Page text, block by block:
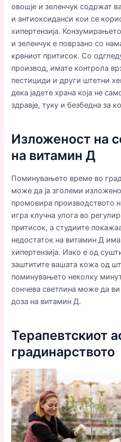
овошје и зеленчук содржат
и антиоксиданси кои се
хипертензија.
и зеленчук е поврзано со
крвниот притисок. Со
производ, имате контрола
пестициди и други штетни
дека јадете храна која не
здравје, туку и безбедна за
Изложеност на
на витамин Д
Поминувањето време во
може да ја зголеми
промовира производството
игра клучна улога во
притисок, а студиите
недостаток на витамин Д
хипертензија. Иако е од
заштитите вашата кожа од
поминувањето неколку
сончева светлина може да ви
доза на витамин Д.
Терапевтскиот
градинарството